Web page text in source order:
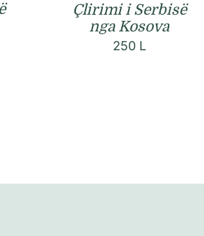
Çlirimi i Serbisë
nga Kosova
250 L